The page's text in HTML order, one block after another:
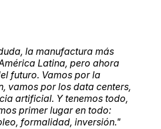
la manufactura más
Latina, pero ahora
futuro. Vamos por la
vamos por los data centers,
artificial. Y tenemos todo,
primer lugar en todo:
formalidad, inversión."